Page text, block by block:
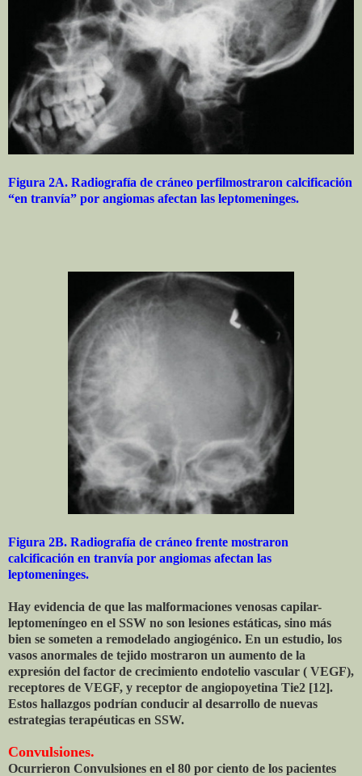
Figura 2A. Radiografía de cráneo perfilmostraron calcificación
“en tranvía” por angiomas afectan las leptomeninges.
Figura 2B. Radiografía de cráneo frente mostraron
calcificación en tranvía por angiomas afectan las
leptomeninges.
Hay evidencia de que las malformaciones venosas capilar-
leptomeníngeo en el SSW no son lesiones estáticas, sino más
bien se someten a remodelado angiogénico. En un estudio, los
vasos anormales de tejido mostraron un aumento de la
expresión del factor de crecimiento endotelio vascular ( VEGF),
receptores de VEGF, y receptor de angiopoyetina Tie2 [12].
Estos hallazgos podrían conducir al desarrollo de nuevas
estrategias terapéuticas en SSW.
Convulsiones.
Ocurrieron Convulsiones en el 80 por ciento de los pacientes